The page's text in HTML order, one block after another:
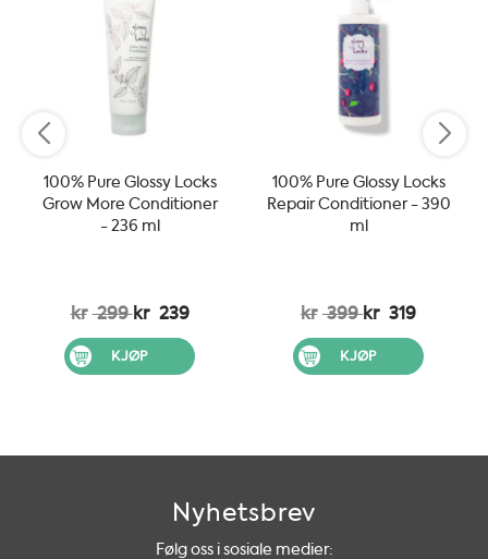
100% Pure Glossy Locks
Grow More Conditioner
- 236 ml
kr 299kr 239
KJØP
100% Pure Glossy Locks
Repair Conditioner - 390
ml
kr 399 kr 319
KJØP
Nyhetsbrev
Følg oss i sosiale medier: